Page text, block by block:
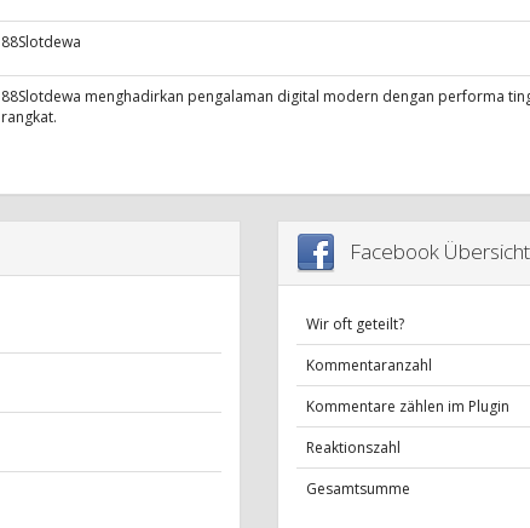
88Slotdewa
88Slotdewa menghadirkan pengalaman digital modern dengan performa
rangkat.
Facebook Übersicht
Wir oft geteilt?
Kommentaranzahl
Kommentare zählen im Plugin
Reaktionszahl
Gesamtsumme